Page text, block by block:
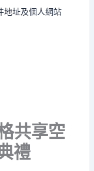
地址及個人網站
共享空
禮